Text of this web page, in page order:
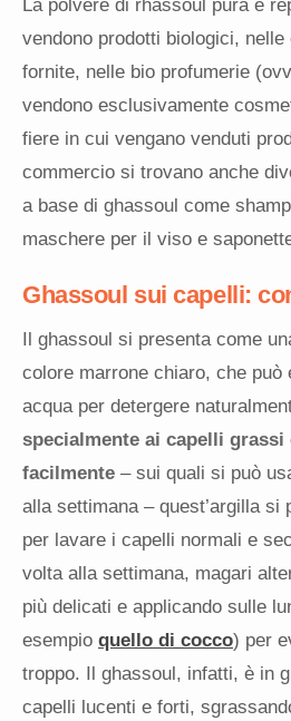
La polvere di rhassoul pura è
vendono prodotti biologici,
fornite, nelle bio profumerie
vendono esclusivamente
fiere in cui vengano venduti
commercio si trovano anche
a base di ghassoul come
maschere per il viso e
Ghassoul sui capelli:
Il ghassoul si presenta come
colore marrone chiaro, che può
acqua per detergere
specialmente ai capelli grassi
facilmente – sui quali si può
alla settimana – quest’argilla si
per lavare i capelli normali e
volta alla settimana, magari
più delicati e applicando sulle
esempio quello di cocco) per
troppo. Il ghassoul, infatti, è in
capelli lucenti e forti,